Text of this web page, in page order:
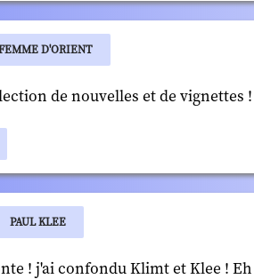
D'ORIENT
de nouvelles et de vignettes
PAUL KLEE
! j'ai confondu Klimt et Klee !